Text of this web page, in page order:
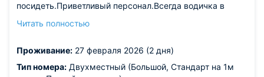
посидеть.Приветливый персонал.Всегда водичка в
если надо пообедать, то недалеко кафе, столовые.В
Из недостатков: бронировала номер на сайте. Была
скидка. К сожалению не знала, что парковка не входит.
Читать полностью
Проживание: 27 февраля 2026 (2 дня)
Тип номера: Двухместный (Большой, Стандарт на 1м